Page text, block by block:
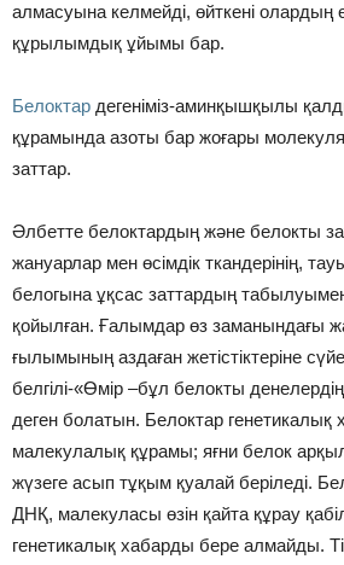
алмасуына келмейді, өйткені олардың
құрылымдық ұйымы бар.
Белоктар дегеніміз-аминқышқылы
құрамында азоты бар жоғары
заттар.
Әлбетте белоктардың және белокты
жануарлар мен өсімдік ткандерінің,
белогына ұқсас заттардың
қойылған. Ғалымдар өз заманындағы
ғылымының аздаған жетістіктеріне
белгілі-«Өмір –бұл белокты денелердің
деген болатын. Белоктар генетикалық
малекулалық құрамы; яғни белок
жүзеге асып тұқым қуалай беріледі.
ДНҚ, малекуласы өзін қайта құрау
генетикалық хабарды бере алмайды.